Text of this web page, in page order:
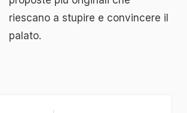
riescano a stupire e convincere il
palato.